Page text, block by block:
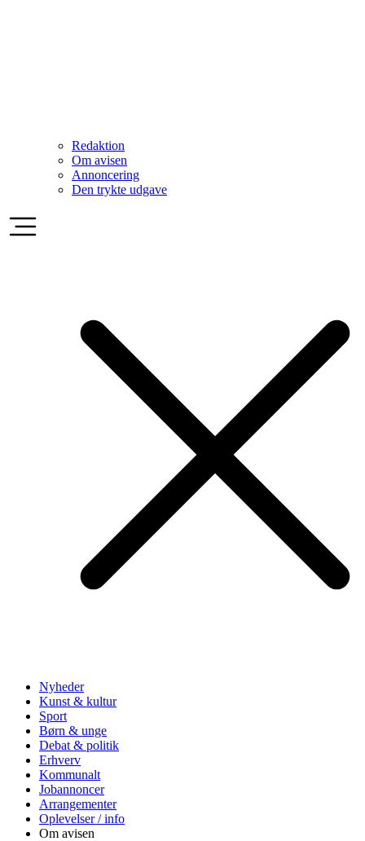
Redaktion
Om avisen
Annoncering
Den trykte udgave
Nyheder
Kunst & kultur
Sport
Børn & unge
Debat & politik
Erhverv
Kommunalt
Jobannoncer
Arrangementer
Oplevelser / info
Om avisen